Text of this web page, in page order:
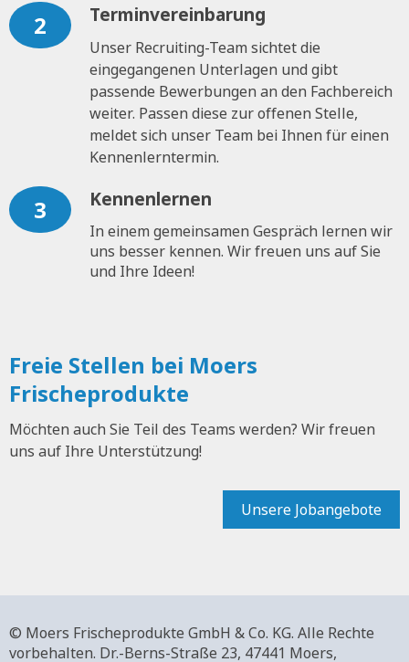
2 Terminvereinbarung
Unser Recruiting-Team sichtet die
eingegangenen Unterlagen und gibt
passende Bewerbungen an den Fachbereich
weiter. Passen diese zur offenen Stelle,
meldet sich unser Team bei Ihnen für einen
Kennenlerntermin.
3 Kennenlernen
In einem gemeinsamen Gespräch lernen wir
uns besser kennen. Wir freuen uns auf Sie
und Ihre Ideen!
Freie Stellen bei Moers
Frischeprodukte
Möchten auch Sie Teil des Teams werden? Wir freuen
uns auf Ihre Unterstützung!
Unsere Jobangebote
© Moers Frischeprodukte GmbH & Co. KG. Alle Rechte
vorbehalten. Dr.-Berns-Straße 23, 47441 Moers,